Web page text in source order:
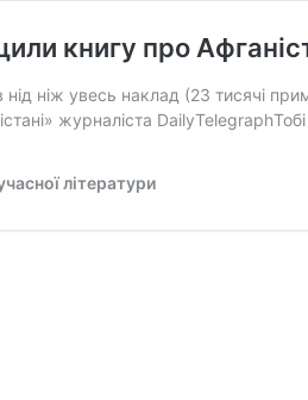
книгу про
нід ніж увесь наклад (23 тисячі
журналіста
літератури